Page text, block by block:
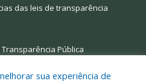
das leis de transparência
Pública
sua experiência de